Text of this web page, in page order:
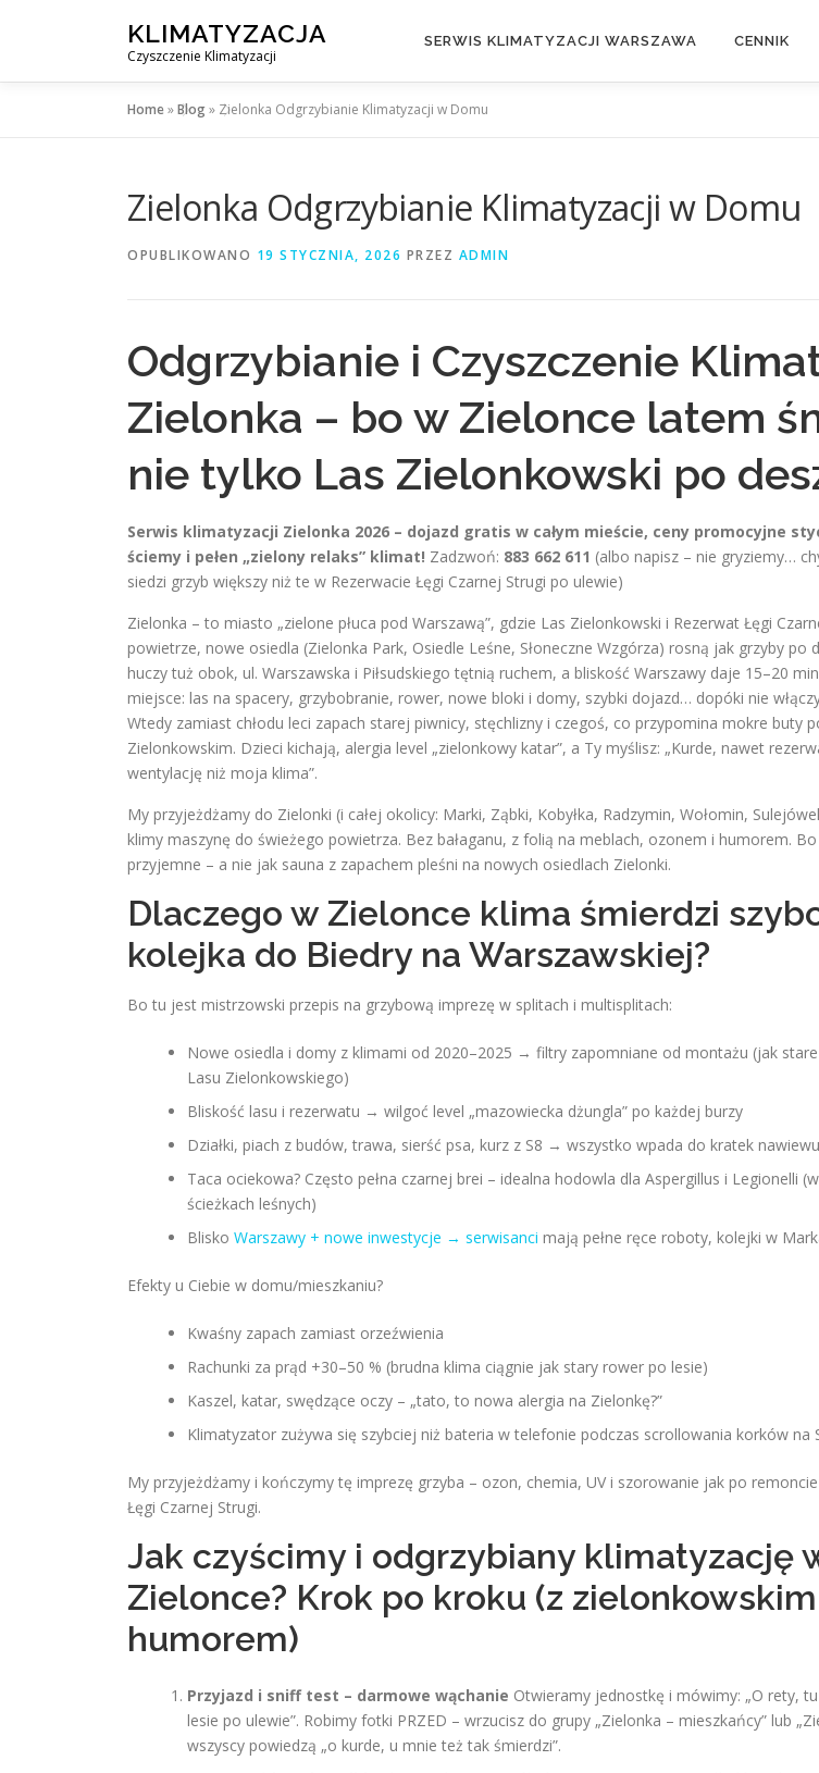
KLIMATYZACJA
Czyszczenie Klimatyzacji
SERWIS KLIMATYZACJI WARSZAWA CENNIK
Home»Blog» Zielonka Odgrzybianie Klimatyzacji w Domu
Zielonka Odgrzybianie Klimatyzacji w Domu
OPUBLIKOWANO 19 STYCZNIA, 2026 PRZEZ ADMIN
Odgrzybianie i Czyszczenie
Zielonka – bo w Zielonce latem
nie tylko Las Zielonkowski po
Serwis klimatyzacji Zielonka 2026 – dojazd gratis w całym mieście, ceny promocyjne
ściemy i pełen „zielony relaks” klimat! Zadzwoń: 883 662 611 (albo napisz – nie gryziemy…
siedzi grzyb większy niż te w Rezerwacie Łęgi Czarnej Strugi po ulewie)
Zielonka – to miasto „zielone płuca pod Warszawą”, gdzie Las Zielonkowski i Rezerwat Łęgi
powietrze, nowe osiedla (Zielonka Park, Osiedle Leśne, Słoneczne Wzgórza) rosną jak grzyby po
huczy tuż obok, ul. Warszawska i Piłsudskiego tętnią ruchem, a bliskość Warszawy daje 15–20
miejsce: las na spacery, grzybobranie, rower, nowe bloki i domy, szybki dojazd… dopóki nie
Wtedy zamiast chłodu leci zapach starej piwnicy, stęchlizny i czegoś, co przypomina mokre buty
Zielonkowskim. Dzieci kichają, alergia level „zielonkowy katar”, a Ty myślisz: „Kurde, nawet
wentylację niż moja klima”.
My przyjeżdżamy do Zielonki (i całej okolicy: Marki, Ząbki, Kobyłka, Radzymin, Wołomin,
klimy maszynę do świeżego powietrza. Bez bałaganu, z folią na meblach, ozonem i humorem.
przyjemne – a nie jak sauna z zapachem pleśni na nowych osiedlach Zielonki.
Dlaczego w Zielonce klima śmierdzi
kolejka do Biedry na Warszawskiej?
Bo tu jest mistrzowski przepis na grzybową imprezę w splitach i multisplitach:
Nowe osiedla i domy z klimami od 2020–2025 → filtry zapomniane od montażu (jak
Lasu Zielonkowskiego)
Bliskość lasu i rezerwatu → wilgoć level „mazowiecka dżungla” po każdej burzy
Działki, piach z budów, trawa, sierść psa, kurz z S8 → wszystko wpada do kratek nawiewu
Taca ociekowa? Często pełna czarnej brei – idealna hodowla dla Aspergillus i Legionelli
ścieżkach leśnych)
Blisko Warszawy + nowe inwestycje → serwisanci mają pełne ręce roboty, kolejki w
Efekty u Ciebie w domu/mieszkaniu?
Kwaśny zapach zamiast orzeźwienia
Rachunki za prąd +30–50 % (brudna klima ciągnie jak stary rower po lesie)
Kaszel, katar, swędzące oczy – „tato, to nowa alergia na Zielonkę?”
Klimatyzator zużywa się szybciej niż bateria w telefonie podczas scrollowania korków na
My przyjeżdżamy i kończymy tę imprezę grzyba – ozon, chemia, UV i szorowanie jak po
Łęgi Czarnej Strugi.
Jak czyścimy i odgrzybiany klimatyzację
Zielonce? Krok po kroku (z zielonkowskim
humorem)
Przyjazd i sniff test – darmowe wąchanie Otwieramy jednostkę i mówimy: „O rety,
lesie po ulewie”. Robimy fotki PRZED – wrzucisz do grupy „Zielonka – mieszkańcy” lub
wszyscy powiedzą „o kurde, u mnie też tak śmierdzi”.